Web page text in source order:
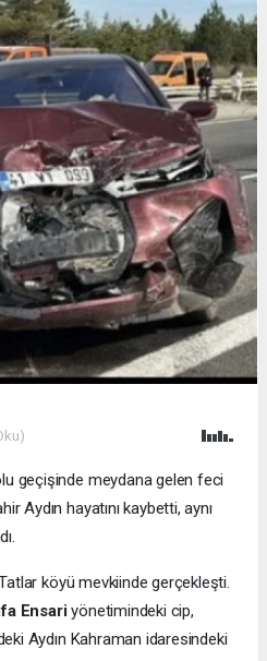
geçişinde meydana gelen feci
Aydın hayatını kaybetti, aynı
köyü mevkiinde gerçekleşti.
Ensariyönetimindeki cip,
Aydın Kahraman idaresindeki